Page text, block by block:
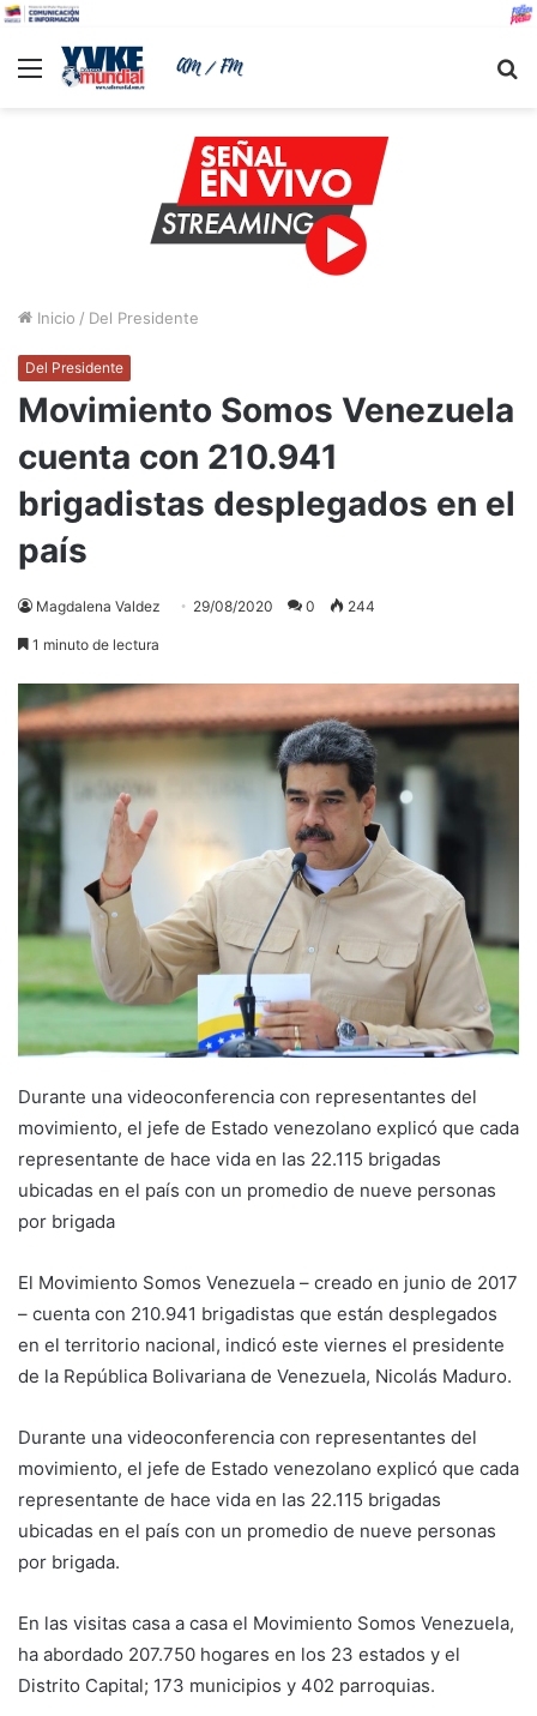
Menu
Inicio / Del Presidente
Del Presidente
Movimiento Somos Venezuela
cuenta con 210.941
brigadistas desplegados en el
país
Magdalena Valdez 29/08/2020 0 244
1 minuto de lectura
Durante una videoconferencia con representantes del
movimiento, el jefe de Estado venezolano explicó que cada
representante de hace vida en las 22.115 brigadas
ubicadas en el país con un promedio de nueve personas
por brigada
El Movimiento Somos Venezuela – creado en junio de 2017
– cuenta con 210.941 brigadistas que están desplegados
en el territorio nacional, indicó este viernes el presidente
de la República Bolivariana de Venezuela, Nicolás Maduro.
Durante una videoconferencia con representantes del
movimiento, el jefe de Estado venezolano explicó que cada
representante de hace vida en las 22.115 brigadas
ubicadas en el país con un promedio de nueve personas
por brigada.
En las visitas casa a casa el Movimiento Somos Venezuela,
ha abordado 207.750 hogares en los 23 estados y el
Distrito Capital; 173 municipios y 402 parroquias.